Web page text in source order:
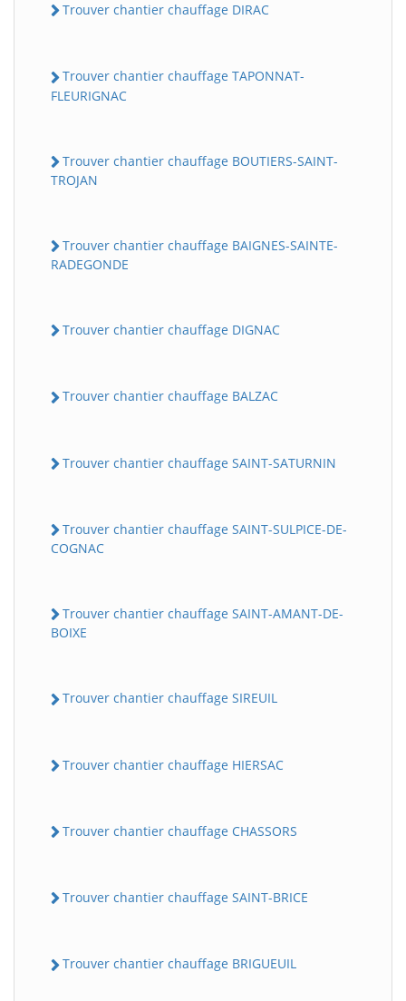
Trouver chantier chauffage DIRAC
Trouver chantier chauffage TAPONNAT-
FLEURIGNAC
Trouver chantier chauffage BOUTIERS-SAINT-
TROJAN
Trouver chantier chauffage BAIGNES-SAINTE-
RADEGONDE
Trouver chantier chauffage DIGNAC
Trouver chantier chauffage BALZAC
Trouver chantier chauffage SAINT-SATURNIN
Trouver chantier chauffage SAINT-SULPICE-DE-
COGNAC
Trouver chantier chauffage SAINT-AMANT-DE-
BOIXE
Trouver chantier chauffage SIREUIL
Trouver chantier chauffage HIERSAC
Trouver chantier chauffage CHASSORS
Trouver chantier chauffage SAINT-BRICE
Trouver chantier chauffage BRIGUEUIL